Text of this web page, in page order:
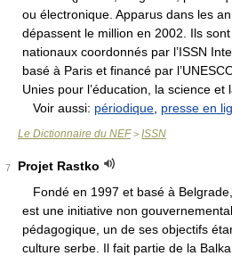
ou électronique. Apparus dans les
dépassent le million en 2002. Ils
nationaux coordonnés par l’ISSN
basé à Paris et financé par
Unies pour l’éducation, la science et
Voir aussi: périodique presse en
Le Dictionnaire du NEF> ISSN
7
Projet Rastko
Fondé en 1997 et basé à
est une initiative non
pédagogique, un de ses objectifs
culture serbe. Il fait partie de la